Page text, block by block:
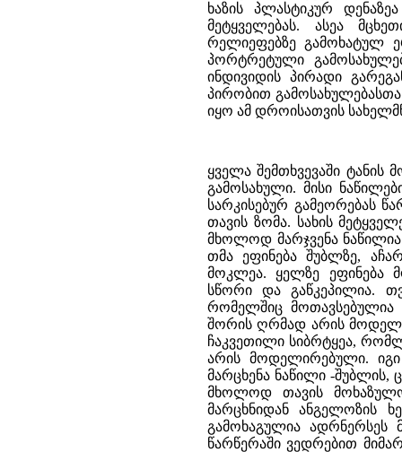
ხაზის პლასტიკურ
მეტყველებას. ასეა
რელიეფებზე გამოხატულ
პორტრეტული
ინდივიდის პირადი
პირობით
იყო ამ დროისათვის
ყველა შემთხვევაში
გამოსახული. მისი
სარკისებურ გამეორებას
თავის ზომა. სახის
მხოლოდ მარჯვენა
თმა ეფინება შუბლზე,
მოკლეა. ყელზე ეფინება
სწორი და გაწკეპილია.
რომელშიც
შორის ღრმად არის
ჩაკვეთილი სიბრტყეა,
არის მოდელირებული.
მარცხენა ნაწილი -
მხოლოდ თავის
მარცხნიდან ანგელოზის
გამოხაგულია
წარწერაში ვედრებით